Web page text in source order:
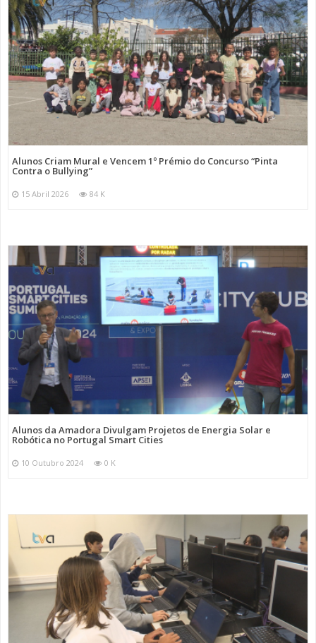
Alunos Criam Mural e Vencem 1º Prémio do Concurso “Pinta
Contra o Bullying”
15 Abril 2026 84 K
Alunos da Amadora Divulgam Projetos de Energia Solar e
Robótica no Portugal Smart Cities
10 Outubro 2024 0 K